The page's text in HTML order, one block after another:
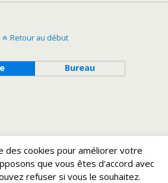
Retour au début
Bureau
des cookies pour améliorer votre
que vous êtes d'accord avec
refuser si vous le souhaitez.